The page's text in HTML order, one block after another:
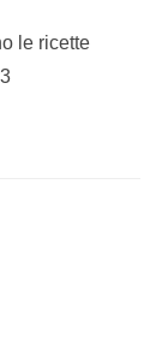
le ricette